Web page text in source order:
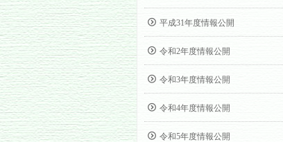
平成31年度情報公開
令和2年度情報公開
令和3年度情報公開
令和4年度情報公開
令和5年度情報公開